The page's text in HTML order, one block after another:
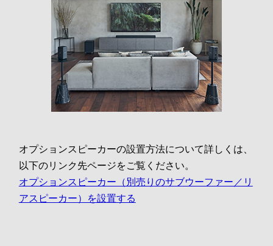
オプションスピーカーの設置方法について詳しくは、
以下のリンク先ページをご覧ください。
オプションスピーカー（別売りのサブウーファー／リ
アスピーカー）を設置する